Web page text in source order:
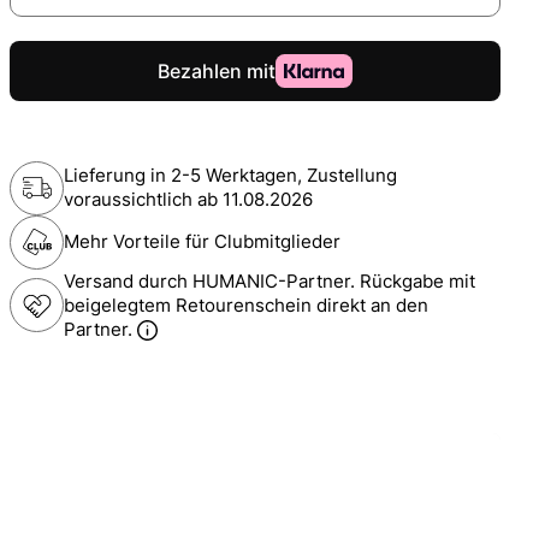
Lieferung in 2-5 Werktagen, Zustellung
voraussichtlich ab 11.08.2026
Mehr Vorteile für Clubmitglieder
Versand durch HUMANIC-Partner. Rückgabe mit
beigelegtem Retourenschein direkt an den
Partner.